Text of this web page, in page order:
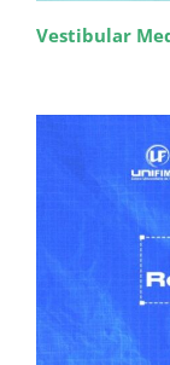
Vestibular